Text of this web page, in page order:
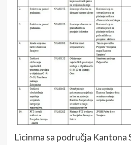
Licinma sa područja Kantona